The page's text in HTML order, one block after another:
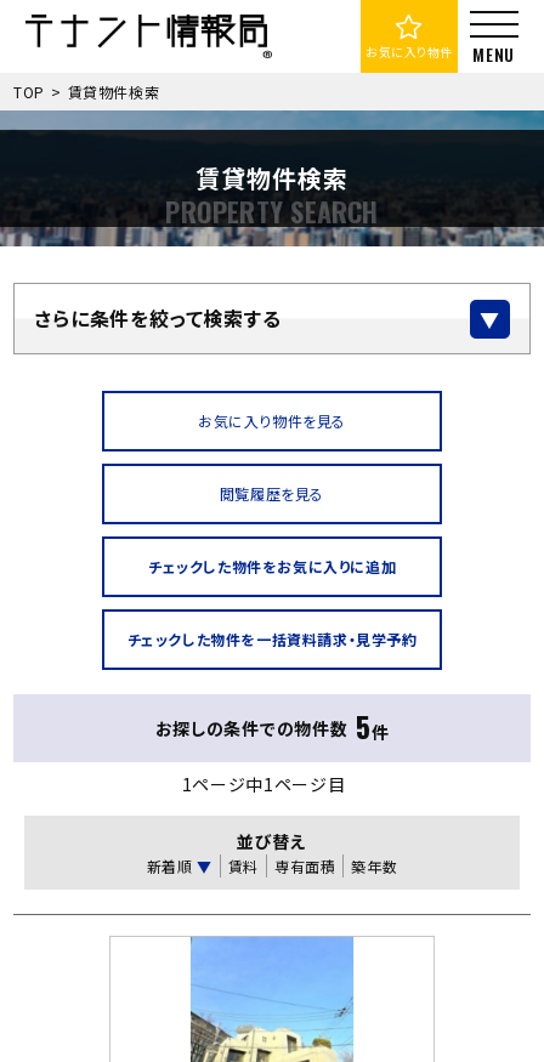
お気に入り物件
TOP > 賃貸物件検索
賃貸物件検索
さらに条件を絞って検索する
お気に入り物件を見る
閲覧履歴を見る
お探しの条件での物件数 5件
1ページ中1ページ目
並び替え
新着順 ▼ 賃料 専有面積 築年数